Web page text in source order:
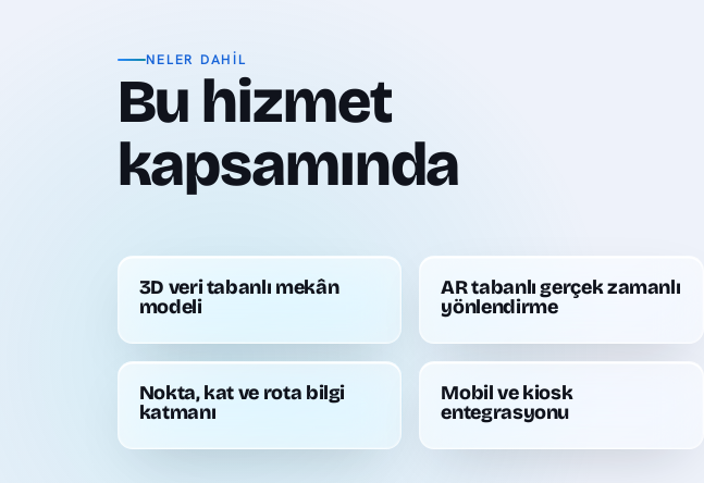
NELER DAHIL
Bu hizmet
kapsamında
3D veri tabanlı mekân
modeli
AR tabanlı gerçek zamanlı
yönlendirme
Nokta, kat ve rota bilgi
katmanı
Mobil ve kiosk
entegrasyonu